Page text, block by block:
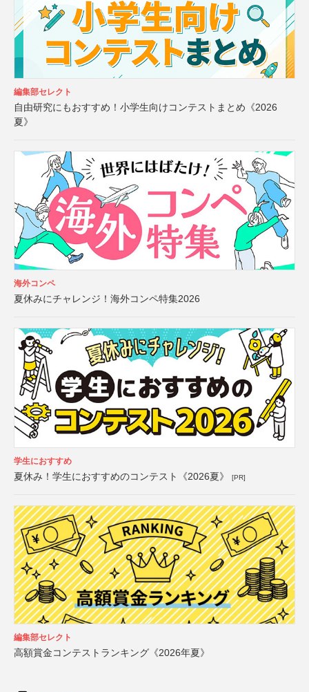
編集部セレクト
自由研究にもおすすめ！小学生向けコンテストまとめ《2026
夏》
海外コンペ
夏休みにチャレンジ！海外コンペ特集2026
学生におすすめ
夏休み！学生におすすめのコンテスト《2026夏》 [PR]
編集部セレクト
高額賞金コンテストランキング《2026年夏》